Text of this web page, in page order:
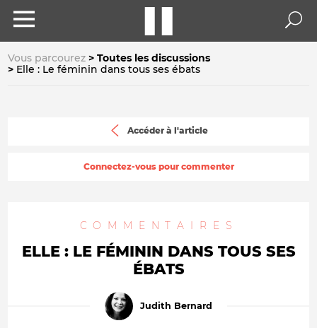
Vous parcourez
Toutes les discussions
Elle : Le féminin dans tous ses ébats
Accéder à l'article
Connectez-vous pour commenter
COMMENTAIRES
ELLE : LE FÉMININ DANS TOUS SES
ÉBATS
Judith Bernard